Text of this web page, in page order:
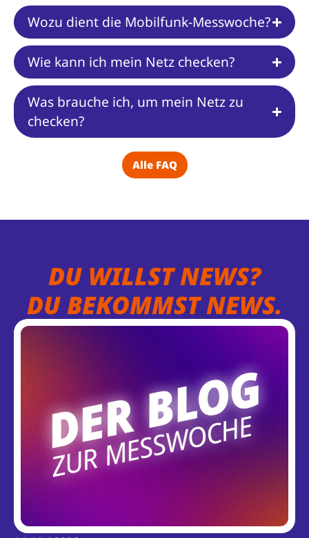
Wozu dient die Mobilfunk-Messwoche?
Wie kann ich mein Netz checken?
Was brauche ich, um mein Netz zu
checken?
Alle FAQ
DU WILLST NEWS?
DU BEKOMMST NEWS.